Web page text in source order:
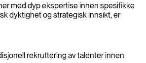
med dyp ekspertise innen spesifikke
dyktighet og strategisk innsikt, er
rekruttering av talenter innen